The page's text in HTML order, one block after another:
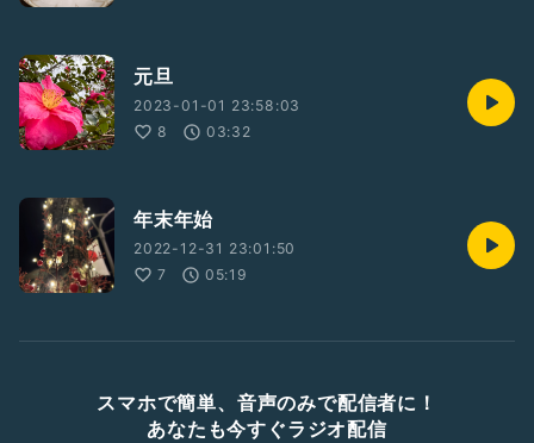
元旦
2023-01-01 23:58:03
8
03:32
年末年始
2022-12-31 23:01:50
7
05:19
スマホで簡単、音声のみで配信者に！
あなたも今すぐラジオ配信